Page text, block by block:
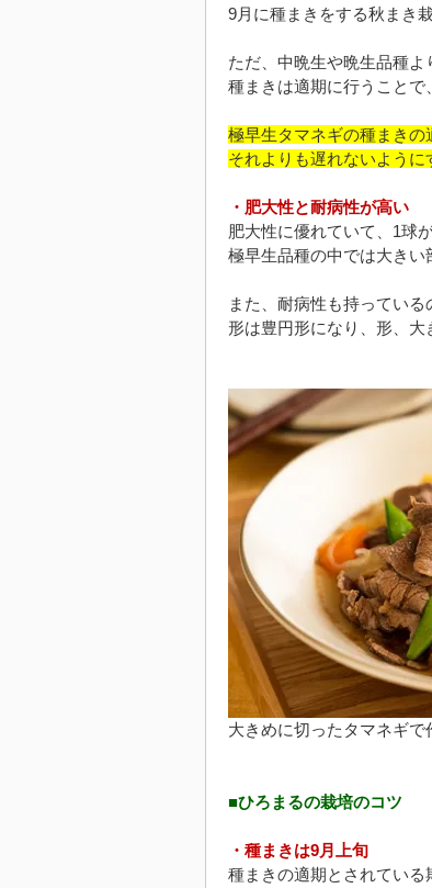
9月に種まきをする秋まき
ただ、中晩生や晩生品種よ
種まきは適期に行うことで
極早生タマネギの種まきの
それよりも遅れないように
・肥大性と耐病性が高い
肥大性に優れていて、1球
極早生品種の中では大きい
また、耐病性も持っている
形は豊円形になり、形、大
大きめに切ったタマネギで
■ひろまるの栽培のコツ
・種まきは9月上旬
種まきの適期とされている